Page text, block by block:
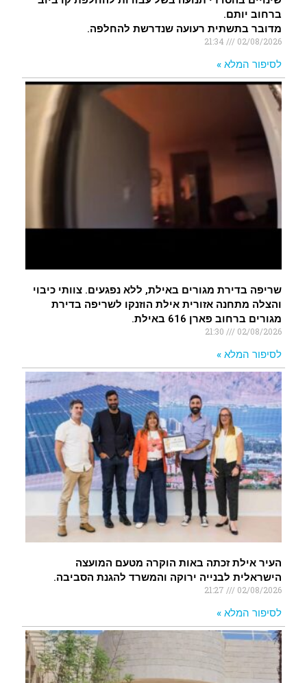
ברחוב יותם.
מדובר בתשתית רעועה שנדרשת להחלפה.
02/08/2026
לסיפור המלא »
שריפה בדירת מגורים באילת, ללא נפגעים. צוותי כיבוי
והצלה מתחנה אזורית אילת הוזנקו לשריפה בדירת
מגורים ברחוב פארן 616 באילת.
02/08/2026
לסיפור המלא »
העיר אילת זכתה באות הוקרה מטעם המועצה
הישראלית לבנייה ירוקה והמשרד להגנת הסביבה.
02/08/2026
לסיפור המלא »